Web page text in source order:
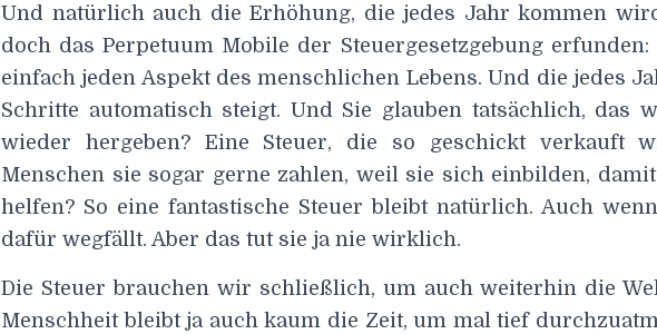
Und natürlich auch die Erhöhung, die jedes Jahr kommen
doch das Perpetuum Mobile der Steuergesetzgebung erfunden:
einfach jeden Aspekt des menschlichen Lebens. Und die jedes
Schritte automatisch steigt. Und Sie glauben tatsächlich, das
wieder hergeben? Eine Steuer, die so geschickt verkauft
Menschen sie sogar gerne zahlen, weil sie sich einbilden,
helfen? So eine fantastische Steuer bleibt natürlich. Auch
dafür wegfällt. Aber das tut sie ja nie wirklich.
Die Steuer brauchen wir schließlich, um auch weiterhin die
Menschheit bleibt ja auch kaum die Zeit, um mal tief